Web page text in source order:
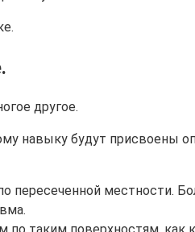
навыку будут присвоены
пересеченной местности.